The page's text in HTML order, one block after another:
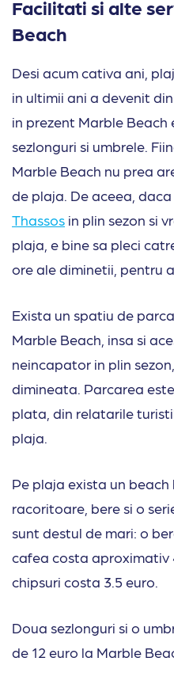
Facilitati si alte
Beach
Desi acum cativa ani,
in ultimii ani a devenit
in prezent Marble
sezlonguri si umbrele.
Marble Beach nu prea
de plaja. De aceea,
Thassos in plin sezon si
plaja, e bine sa pleci
ore ale diminetii, pentru
Exista un spatiu de
Marble Beach, insa si
neincapator in plin
dimineata. Parcarea
plata, din relatarile
plaja.
Pe plaja exista un
racoritoare, bere si o
sunt destul de mari: o
cafea costa aproximativ
chipsuri costa 3.5 euro.
Doua sezlonguri si o
de 12 euro la Marble